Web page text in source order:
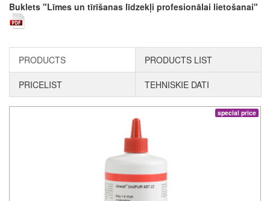
Buklets "Līmes un tīrīšanas līdzekļi profesionālai lietošanai"
PRODUCTS PRODUCTS LIST
PRICELIST TEHNISKIE DATI
special price